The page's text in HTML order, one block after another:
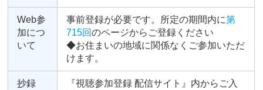
Web参
加につ
いて
事前登録が必要です。所定の期間内に第
715回のページからご登録ください
◆お住まいの地域に関係なくご参加いただ
けます。
抄録
『視聴参加登録 配信サイト』内からご入